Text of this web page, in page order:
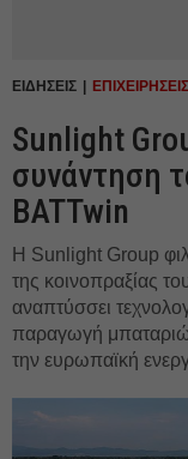
ΕΙΔΗΣΕΙΣ ΕΠΙΧΕΙΡΗΣΕΙΣ
Sunlight
συνάντηση
BATTwin
Η Sunlight Group
της κοινοπραξίας
αναπτύσσει
παραγωγή
την ευρωπαϊκή